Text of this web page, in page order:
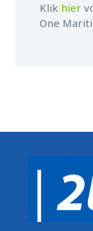
Klik hier
One